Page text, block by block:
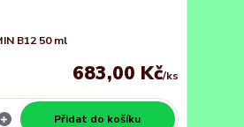
B12 50 ml
683,00 Kč/ks
Přidat do košíku